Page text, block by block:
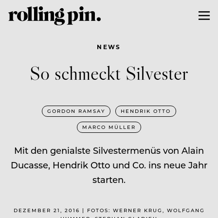
NEWS
So schmeckt Silvester
GORDON RAMSAY HENDRIK OTTO
MARCO MÜLLER
Mit den genialste Silvestermenüs von Alain
Ducasse, Hendrik Otto und Co. ins neue Jahr
starten.
DEZEMBER 21, 2016 | FOTOS: WERNER KRUG, WOLFGANG